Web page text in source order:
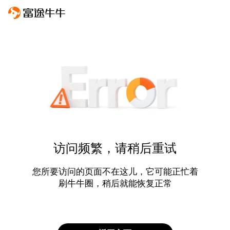
访问频繁，请稍后重试
您所要访问的页面不在这儿，它可能正忙着
刷牛牛圈，稍后就能恢复正常